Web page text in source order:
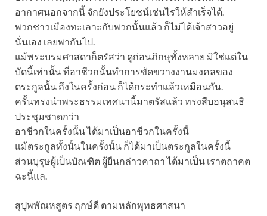
อากาศนอกจากนี้ จักยังประโยชน์เช่นไรให้สำเร็จได้.
พวกชาวเมืองทะเลาะกับพวกนั้นแล้ว ก็ไม่ได้เจ้าสาวอยู่
นั่นเอง เลยพากันไป.
แม้พระบรมศาสดาก็ตรัสว่า ดูก่อนภิกษุทั้งหลาย มิใช่แต่ใน
บัดนี้เท่านั้น ที่อาชีวกนั้นทำการขัดขวางงานมงคลของ
ตระกูลนั้น ถึงในครั้งก่อน ก็ได้กระทำแล้วเหมือนกัน.
ครั้นทรงนำพระธรรมเทศนานี้มาตรัสแล้ว ทรงสืบอนุสนธิ
ประชุมชาดกว่า
อาชีวกในครั้งนั้น ได้มาเป็นอาชีวกในครั้งนี้
แม้ตระกูลทั้งนั้นในครั้งนั้น ก็ได้มาเป็นตระกูลในครั้งนี้
ส่วนบุรุษผู้เป็นบัณฑิต ผู้ยืนกล่าวคาถา ได้มาเป็น เราตถาคต
ฉะนี้แล.
สุปุพพัณหสูตร ฤกษ์ดี ตามหลักพุทธศาสนา